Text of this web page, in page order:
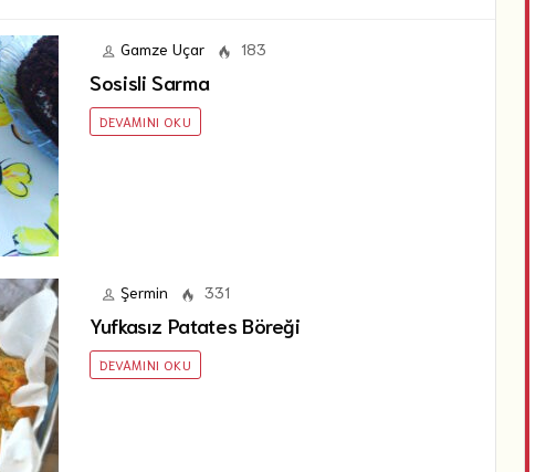
Gamze Uçar 183
Sosisli Sarma
DEVAMINI OKU
Şermin 331
Yufkasız Patates Böreği
DEVAMINI OKU